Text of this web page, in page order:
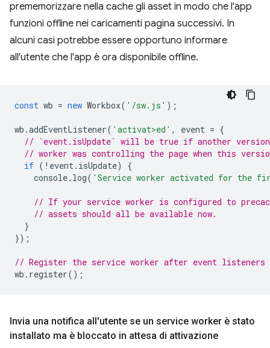
prememorizzare nella cache gli asset in modo che l'app
funzioni offline nei caricamenti pagina successivi. In
alcuni casi potrebbe essere opportuno informare
all'utente che l'app è ora disponibile offline.
const wb = new Workbox( '/sw.js' );
wb .addEventListener( 'activat>ed' , event = {
// `event.isUpdate` will be true if another
// worker was controlling the page when this
if ( ! event. isUpdate)
{
console. log( 'Service worker activated for the
// If your service worker is configured to
// assets should all be available now.
}
});
// Register the service worker after event listeners
wb . register();
Invia una notifica all'utente se un service worker è stato
installato ma è bloccato in attesa di attivazione